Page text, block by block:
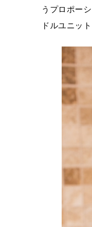
うプロポー
ドルユニッ